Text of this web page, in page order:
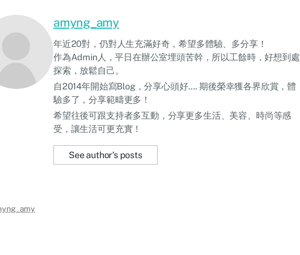
amyng_amy
年近20對，仍對人生充滿好奇，希望多體驗、多分享！
作為Admin人，平日在辦公室埋頭苦幹，所以工餘時，好想到處
探索，放鬆自己。
自2014年開始寫Blog，分享心頭好…. 期後榮幸獲各界欣賞，體
驗多了，分享範疇更多！
希望往後可跟支持者多互動，分享更多生活、美容、時尚等感
受，讓生活可更充實！
See author's posts